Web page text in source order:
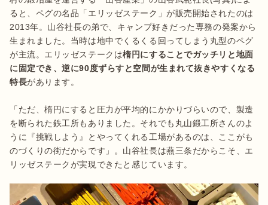
ると、ペグの名品「エリッゼステーク」が販売開始されたのは
2013年。山谷社長の弟で、キャンプ好きだった専務の発案から
生まれました。当時は地中でくるくる回ってしまう丸型のペグ
が主流。エリッゼステークは楕円にすることでガッチリと地面
に固定でき、逆に90度ずらすと空間が生まれて抜きやすくなる
特長があります。
「ただ、楕円にすると圧力が平均的にかかりづらいので、製造
を断られた鉄工所もありました。それでも丸山鍛工所さんのよ
うに『挑戦しよう』とやってくれる工場があるのは、ここがも
のづくりの街だからです」。山谷社長は燕三条だからこそ、エ
リッゼステークが実現できたと感じています。